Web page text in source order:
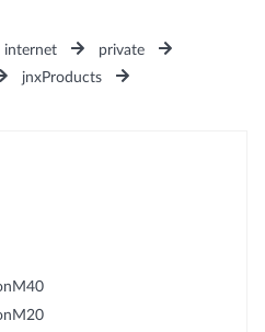
internet
private
jnxProducts